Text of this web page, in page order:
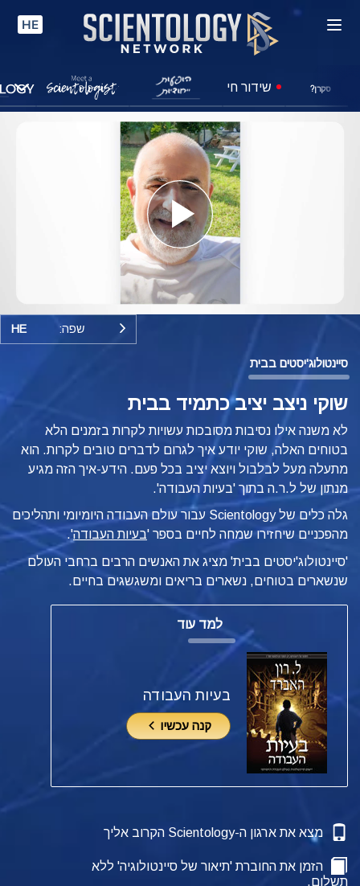
HE
סקרן? שידור חי
Play
Video
שפה: HE
סיינטולוג'יסטים בבית
שוקי ניצב יציב כתמיד בבית
לא משנה אילו נסיבות מסובכות עשויות לקרות בזמנים הלא
בטוחים האלה, שוקי יודע איך לגרום לדברים טובים לקרות. הוא
מתעלה מעל לבלבול ויוצא יציב בכל פעם. הידע-איך הזה מגיע
מנתון של ל.ר.ה בתוך 'בעיות העבודה'.
גלה כלים של Scientology עבור עולם העבודה היומיומי ותהליכים
מהפכניים שיחזירו שמחה לחיים בספר 'בעיות העבודה'.
'סיינטולוג'יסטים בבית' מציג את האנשים הרבים ברחבי העולם
שנשארים בטוחים, נשארים בריאים ומשגשגים בחיים.
למד עוד
בעיות העבודה
קנה עכשיו
מצא את ארגון ה-Scientology הקרוב אליך
הזמן את החוברת 'תיאור של סיינטולוגיה' ללא
תשלום.